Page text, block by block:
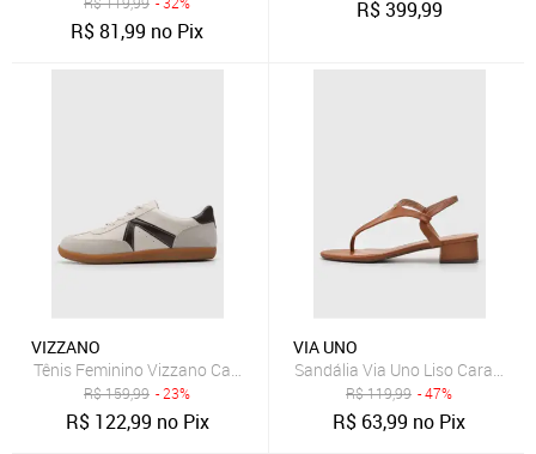
R$81,99 no Pix
R$399,99
VIZZANO
Tênis Feminino Vizzano Cadarço Off-White
R$159,99 - 23%
R$ 122,99 no Pix
VIA UNO
Sandália Via Uno Liso Caramelo
R$119,99 - 47%
R$ 63,99 no Pix